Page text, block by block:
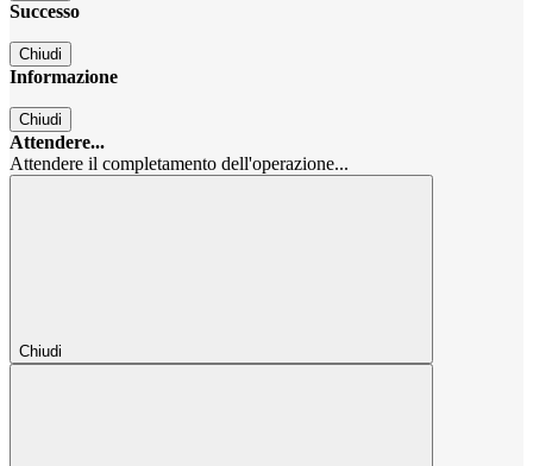
Successo
Chiudi
Informazione
Chiudi
Attendere...
Attendere il completamento dell'operazione...
Chiudi